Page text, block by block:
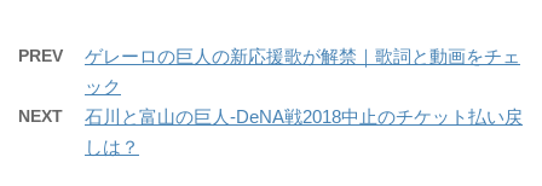
PREV
ゲレーロの巨人の新応援歌が解禁｜歌詞と動画をチェ
ック
NEXT
石川と富山の巨人-DeNA戦2018中止のチケット払い戻
しは？